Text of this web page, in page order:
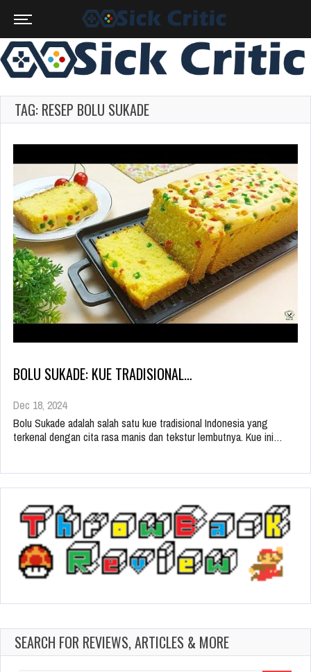
TAG: RESEP BOLU SUKADE
BOLU SUKADE: KUE TRADISIONAL…
Dec 18, 2024
Bolu Sukade adalah salah satu kue tradisional Indonesia yang
terkenal dengan cita rasa manis dan tekstur lembutnya. Kue ini…
SEARCH FOR REVIEWS, ARTICLES & MORE